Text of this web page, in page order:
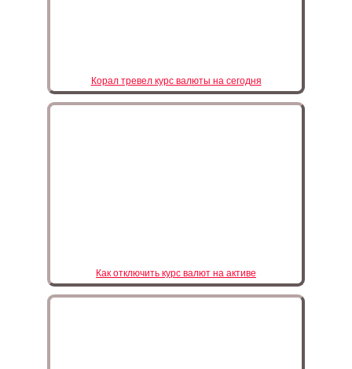
Корал тревел курс валюты на сегодня
Как отключить курс валют на активе